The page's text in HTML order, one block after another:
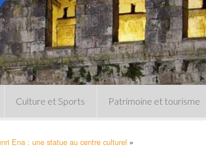
Culture et Sports Patrimoine et tourisme
Un peu d’histoire
Ena : une statue au centre culturel »